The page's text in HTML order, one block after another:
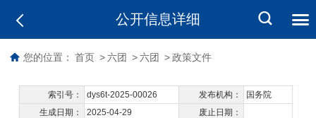
公开信息详细
您的位置： 首页 > 六团 > 六团 > 政策文件
索引号： dys6t-2025-00026 发布机构：
国务院
生成日期：
2025-04-29
废止日期：